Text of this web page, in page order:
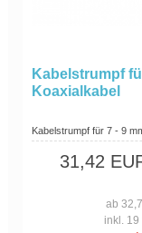
Kabelstrumpf
Koaxialkabel
Kabelstrumpf für 7 - 9
31,42
ab
inkl. 19